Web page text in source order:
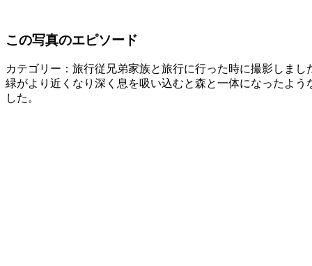
この写真のエピソード
カテゴリー：旅行従兄弟家族と旅行に行った時に撮影しま
緑がより近くなり深く息を吸い込むと森と一体になったよ
した。